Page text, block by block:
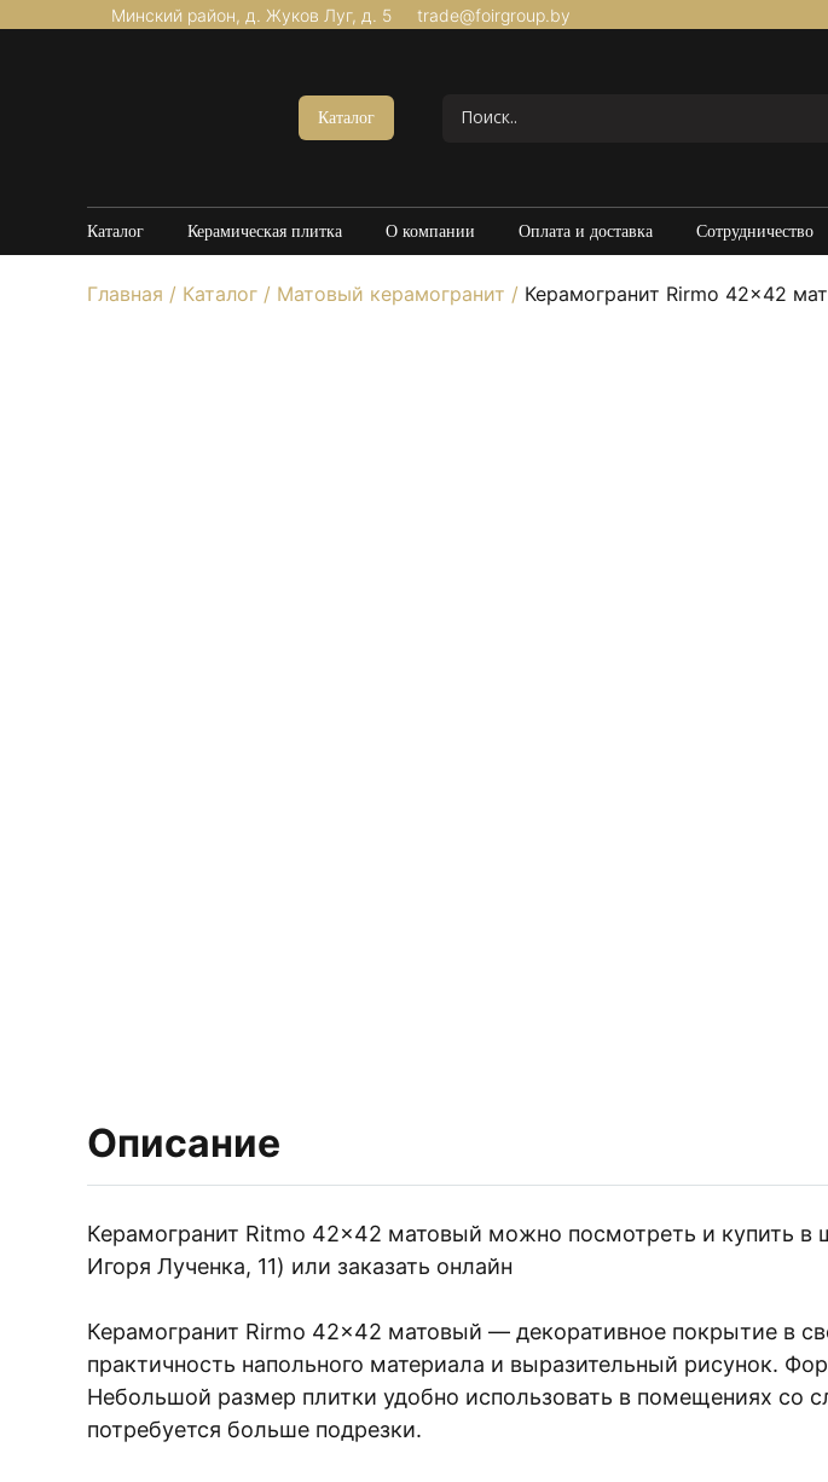
Минский район, д. Жуков Луг, д. 5 trade@foirgroup.by
Каталог
Каталог Керамическая плитка О компании Оплата и доставка Сотрудничество
Главная / Каталог / Матовый керамогранит / Керамогранит Rirmo 42×42
Описание
Керамогранит Ritmo 42×42 матовый можно посмотреть и купить
Игоря Лученка, 11) или заказать онлайн
Керамогранит Rirmo 42×42 матовый — декоративное покрытие в
практичность напольного материала и выразительный рисунок.
Небольшой размер плитки удобно использовать в помещениях со
потребуется больше подрезки.
Керамогранит Утолщенный